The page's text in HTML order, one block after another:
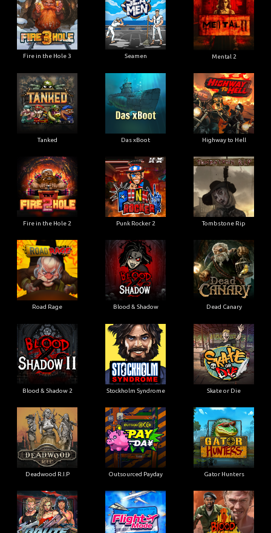
Fire in the Hole 3 Seamen Mental 2
Tanked Das xBoot Highway to Hell
Fire in the Hole 2 Punk Rocker 2 Tombstone Rip
Road Rage Blood & Shadow Dead Canary
Blood & Shadow 2 Stockholm Syndrome Skate or Die
Deadwood R.I.P Outsourced Payday Gator Hunters